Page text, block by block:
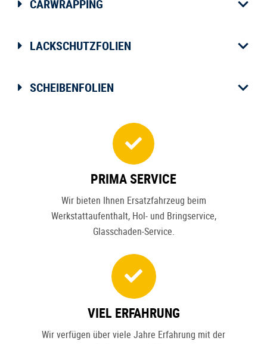
CARWRAPPING
LACKSCHUTZFOLIEN
SCHEIBENFOLIEN
PRIMA SERVICE
Wir bieten Ihnen Ersatzfahrzeug beim
Werkstattaufenthalt, Hol- und Bringservice,
Glasschaden-Service.
VIEL ERFAHRUNG
Wir verfügen über viele Jahre Erfahrung mit der